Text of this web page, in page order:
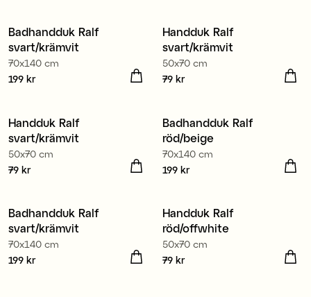
Badhandduk Ralf
svart/krämvit
70x140 cm
Pris :199 kr
199 kr
Handduk Ralf
svart/krämvit
50x70 cm
Pris:
79 kr
Handduk Ralf
svart/krämvit
50x70 cm
Pris:
79 kr
Badhandduk Ralf
röd/beige
70x140 cm
Pris :199 kr
199 kr
Badhandduk Ralf
svart/krämvit
70x140 cm
Pris :199 kr
199 kr
Handduk Ralf
röd/offwhite
50x70 cm
Pris:
79 kr